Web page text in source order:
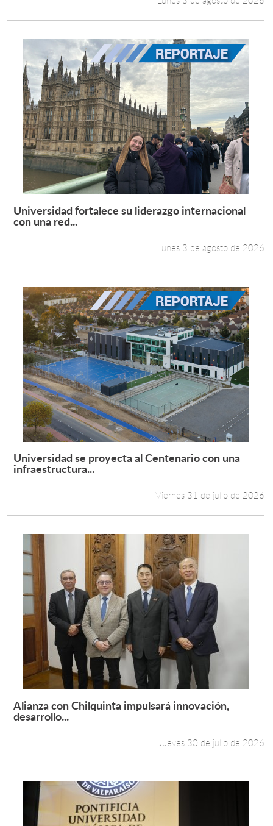
Leer más +
Universidad fortalece su liderazgo internacional
con una red...
Lunes 3 de agosto de 2026
Leer más +
Universidad se proyecta al Centenario con una
infraestructura...
Viernes 31 de julio de 2026
Leer más +
Alianza con Chilquinta impulsará innovación,
desarrollo...
Jueves 30 de julio de 2026